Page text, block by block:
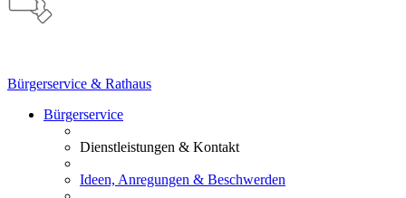
Bürgerservice & Rathaus
Bürgerservice
Dienstleistungen & Kontakt
Ideen, Anregungen & Beschwerden